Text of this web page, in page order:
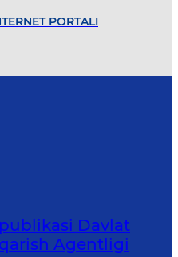
PORTALI
Davlat
Agentligi